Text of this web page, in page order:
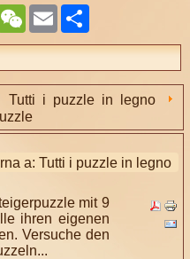
Line WeChatEmail
Tutti i puzzle in legno
a: Tutti i puzzle in legno
mit 9
ihren eigenen
Versuche den